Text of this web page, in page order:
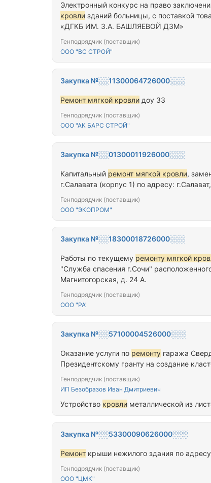
Электронный конкурс на право
кровли зданий больницы, с поставкой
«ДГКБ ИМ. З.А. БАШЛЯЕВОЙ ДЗМ»
Генподрядчик (поставщик)
ООО "ВС СТРОЙ"
Закупка №░░11300064726000░░░
Ремонт мягкой кровли доу 33
Генподрядчик (поставщик)
ООО "АК БАРС СТРОЙ"
Закупка №░░01300011926000░░░
Капитальный ремонт мягкой кровли,
г.Салавата (корпус 1) по адресу:
Генподрядчик (поставщик)
ООО "ЭКОПРОМ"
Закупка №░░18300018726000░░░
Работы по текущему ремонту мягкой
"Служба спасения г.Сочи"
Магнитогорская, д. 24 А.
Генподрядчик (поставщик)
ООО "РА"
Закупка №░░57100004526000░░░
Оказание услуги по ремонту гаража
Президентскому гранту на создание
Генподрядчик (поставщик)
ИП Безобразов Иван Дмитриевич
Устройство кровли металлической из
Закупка №░░53300090626000░░░
Ремонт крыши нежилого здания по
Генподрядчик (поставщик)
ООО "ЦМК"